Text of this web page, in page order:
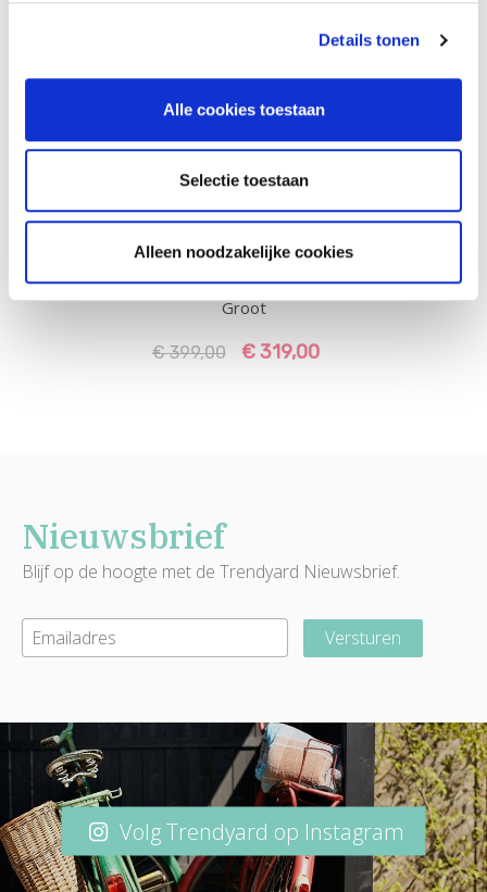
Details tonen
Alle cookies toestaan
Selectie toestaan
Alleen noodzakelijke cookies
Houten Opbergkist Buiten
Groot
€ 399,00 € 319,00
Nieuwsbrief
Blijf op de hoogte met de Trendyard Nieuwsbrief.
Versturen
Volg Trendyard op Instagram